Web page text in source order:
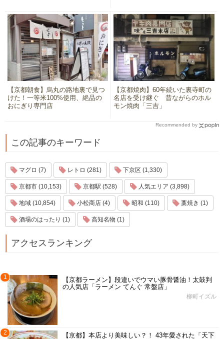
【京都朝食】烏丸の路地裏で見つ
けた！一等米100%使用、絶品の
おにぎり専門店
【京都焼肉】60年続いた裏寺町の
名店を受け継ぐ 昔ながらのホル
モン焼肉「三吉」
Recommended by
この記事のキーワード
マグロ (7) レトロ (281) 下京区 (1,330)
京都市 (10,153) 京都駅 (528) 人気エリア (3,898)
地域 (10,854) 小松商店 (4) 昭和 (110) 藁焼き (1)
酒場のはったり (1) 高知名物 (1)
アクセスランキング
1
【京都ラーメン】段違いでウマい豚骨醤油！太鼓判
の人気店「ラーメン てんぐ 常盤店」
柳町イズル
2
【京都】本店より美味しい？！ 43年愛された「天下